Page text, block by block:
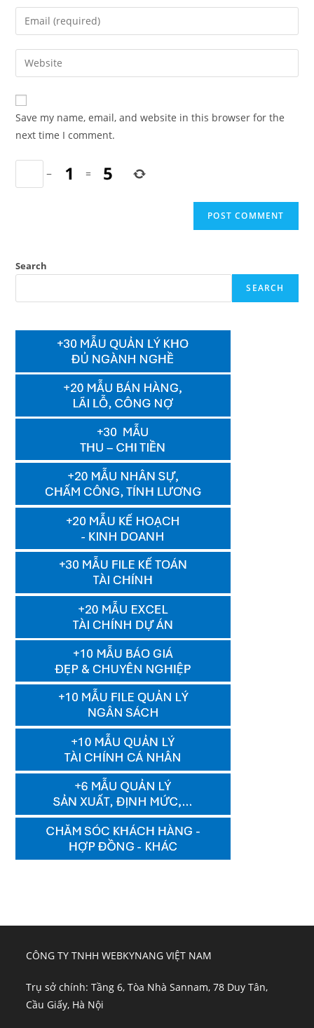
name
comment
Enter
your
email
address
comment
Enter
your
website
URL
(optional)
Save my name, email, and website in this browser for the
next time I comment.
− =
Search
SEARCH
CÔNG TY TNHH WEBKYNANG VIỆT NAM
Trụ sở chính: Tầng 6, Tòa Nhà Sannam, 78 Duy Tân,
Cầu Giấy, Hà Nội